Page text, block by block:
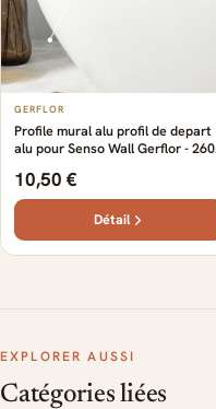
GERFLOR
Profile mural alu profil de depart
alu pour Senso Wall Gerflor - 260
10,50 €
Détail
EXPLORER AUSSI
Catégories liées